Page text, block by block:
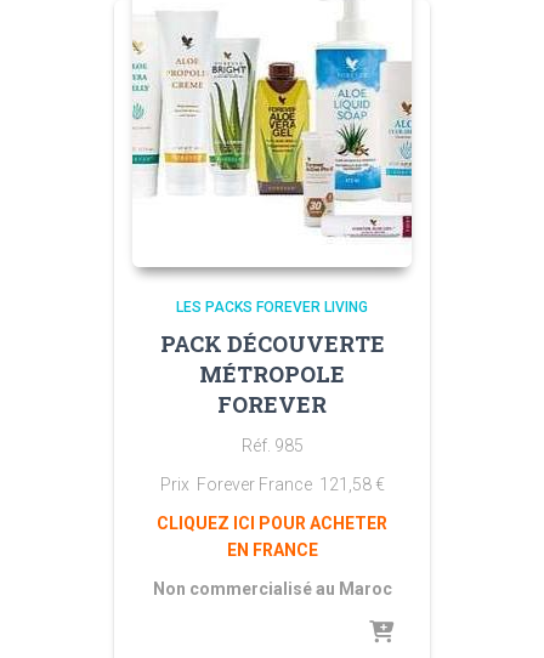
LES PACKS FOREVER LIVING
PACK DÉCOUVERTE
MÉTROPOLE
FOREVER
Réf. 985
Prix Forever France 121,58 €
CLIQUEZ ICI POUR ACHETER
EN FRANCE
Non commercialisé au Maroc